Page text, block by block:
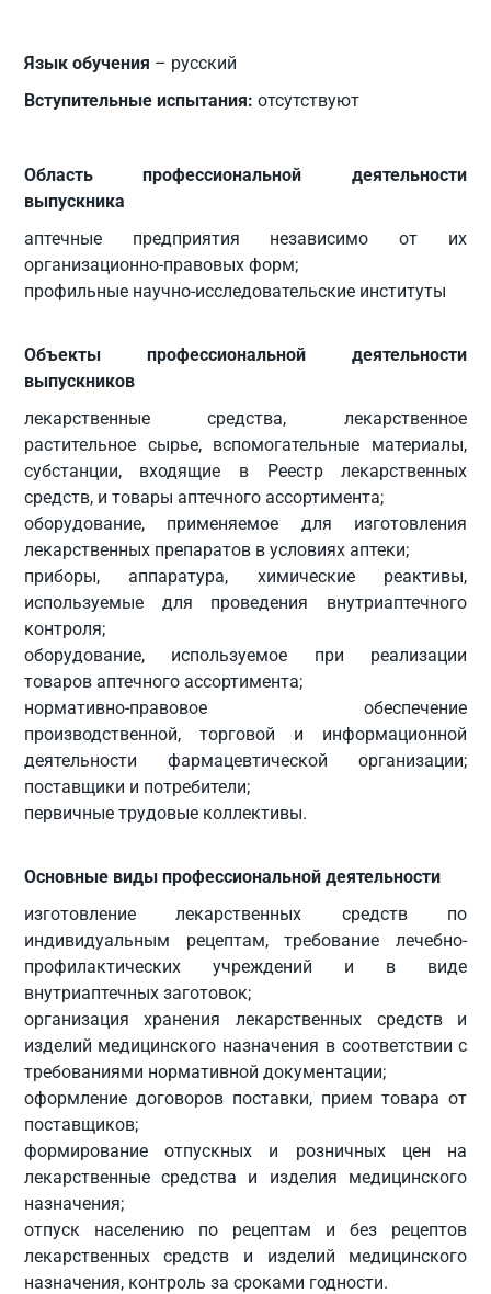
Язык обучения – русский
Вступительные испытания: отсутствуют
Область профессиональной деятельности
выпускника
аптечные предприятия независимо от их
организационно-правовых форм;
профильные научно-исследовательские институты
Объекты профессиональной деятельности
выпускников
лекарственные средства, лекарственное
растительное сырье, вспомогательные материалы,
субстанции, входящие в Реестр лекарственных
средств, и товары аптечного ассортимента;
оборудование, применяемое для изготовления
лекарственных препаратов в условиях аптеки;
приборы, аппаратура, химические реактивы,
используемые для проведения внутриаптечного
контроля;
оборудование, используемое при реализации
товаров аптечного ассортимента;
нормативно-правовое обеспечение
производственной, торговой и информационной
деятельности фармацевтической организации;
поставщики и потребители;
первичные трудовые коллективы.
Основные виды профессиональной деятельности
изготовление лекарственных средств по
индивидуальным рецептам, требование лечебно-
профилактических учреждений и в виде
внутриаптечных заготовок;
организация хранения лекарственных средств и
изделий медицинского назначения в соответствии с
требованиями нормативной документации;
оформление договоров поставки, прием товара от
поставщиков;
формирование отпускных и розничных цен на
лекарственные средства и изделия медицинского
назначения;
отпуск населению по рецептам и без рецептов
лекарственных средств и изделий медицинского
назначения, контроль за сроками годности.